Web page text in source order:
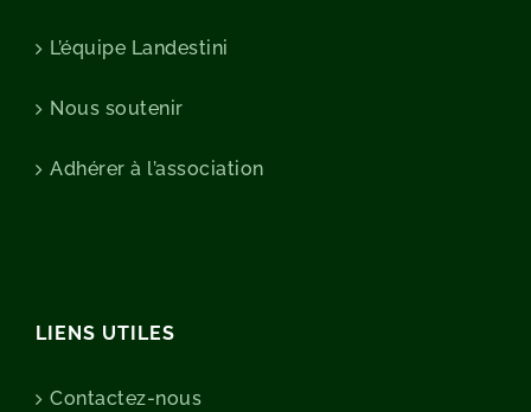
L’équipe Landestini
Nous soutenir
Adhérer à l’association
LIENS UTILES
Contactez-nous